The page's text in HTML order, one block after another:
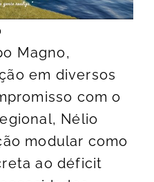
Magno,
em diversos
com o
Nélio
modular como
ao déficit